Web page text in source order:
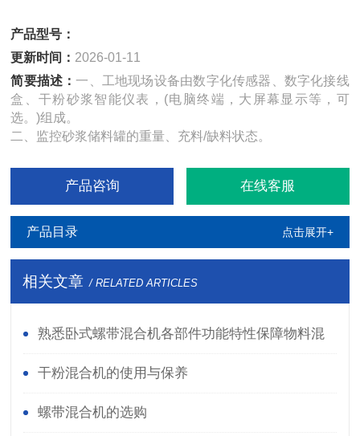
产品型号：
更新时间： 2026-01-11
简要描述： 一、工地现场设备由数字化传感器、数字化接线
盒、干粉砂浆智能仪表，(电脑终端，大屏幕显示等，可
选。)组成。
二、监控砂浆储料罐的重量、充料/缺料状态。
产品咨询 在线客服
产品目录 点击展开+
相关文章 / RELATED ARTICLES
熟悉卧式螺带混合机各部件功能特性保障物料混
合品质符合生产标准
干粉混合机的使用与保养
螺带混合机的选购